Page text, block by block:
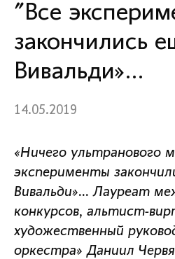
"Все
закончились
Вивальди»…
14.05.2019
«Ничего ультранового
эксперименты
Вивальди»… Лауреат
конкурсов, альтист-
художественный
оркестра» Даниил